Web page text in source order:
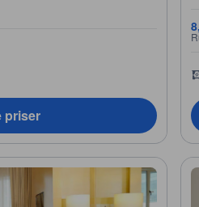
priser